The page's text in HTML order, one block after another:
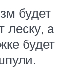
будет
леску, а
будет